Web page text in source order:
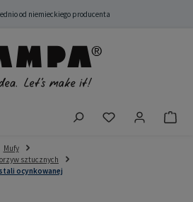
od niemieckiego producenta
Masz 0
Mufy
sztucznych
ocynkowanej